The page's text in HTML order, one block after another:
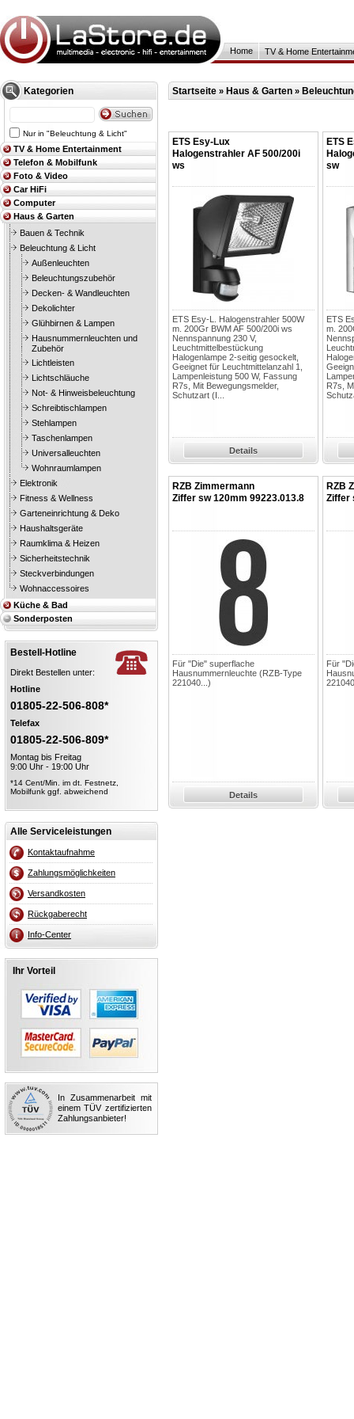
Home TV & Home
Kategorien
Nur in "Beleuchtung & Licht"
TV & Home Entertainment
Telefon & Mobilfunk
Foto & Video
Car HiFi
Computer
Haus & Garten
Bauen & Technik
Beleuchtung & Licht
Außenleuchten
Beleuchtungszubehör
Decken- & Wandleuchten
Dekolichter
Glühbirnen & Lampen
Hausnummernleuchten und
Zubehör
Lichtleisten
Lichtschläuche
Not- & Hinweisbeleuchtung
Schreibtischlampen
Stehlampen
Taschenlampen
Universalleuchten
Wohnraumlampen
Elektronik
Fitness & Wellness
Garteneinrichtung & Deko
Haushaltsgeräte
Raumklima & Heizen
Sicherheitstechnik
Steckverbindungen
Wohnaccessoires
Küche & Bad
Sonderposten
Bestell-Hotline
Direkt Bestellen unter:
Hotline
01805-22-506-808*
Telefax
01805-22-506-809*
Montag bis Freitag
9:00 Uhr - 19:00 Uhr
*14 Cent/Min. im dt. Festnetz,
Mobilfunk ggf. abweichend
Alle Serviceleistungen
Kontaktaufnahme
Zahlungsmöglichkeiten
Versandkosten
Rückgaberecht
Info-Center
Ihr Vorteil
In Zusammenarbeit mit
einem TÜV zertifizierten
Zahlungsanbieter!
Startseite » Haus & Garten »
ETS Esy-Lux
Halogenstrahler AF 500/200i
ws
ETS Esy-L. Halogenstrahler 500W
m. 200Gr BWM AF 500/200i ws
Nennspannung 230 V,
Leuchtmittelbestückung
Halogenlampe 2-seitig gesockelt,
Geeignet für Leuchtmittelanzahl 1,
Lampenleistung 500 W, Fassung
R7s, Mit Bewegungsmelder,
Schutzart (I...
Details
ETS
sw
ETS
m.
R7s,
RZB Zimmermann
Ziffer sw 120mm 99223.013.8
Für "Die" superflache
Hausnummernleuchte (RZB-Type
221040...)
Details
RZB
Ziffer
Für